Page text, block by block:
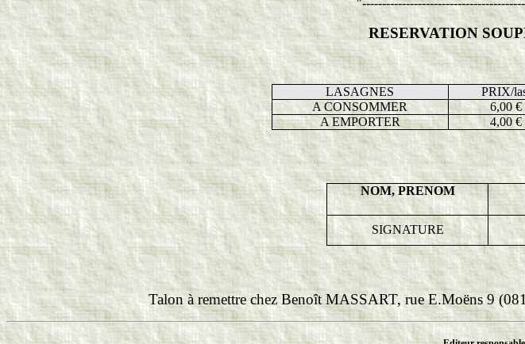
RESERVATION
LASAGNES PRIX/
A CONSOMMER
6,00 €
A EMPORTER
4,00 €
NOM, PRENOM
SIGNATURE
Talon à remettre chez Benoît MASSART, rue E.Moëns 9